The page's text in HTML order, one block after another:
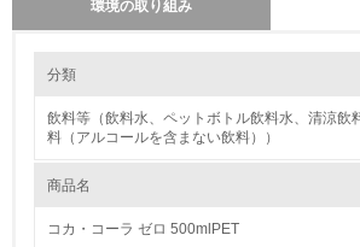
環境の取り組み
※方針を持っている場合は「はい」、方針
コカ･コーラシステムは世界共通で、KORE（
てお客様に製品が届くまでの過程における「品質
ISOや各種法令の要求事項を満たしつつ、さらに
1.環境取り組み体制
分類
飲料等（飲料水、ペットボトル飲料水、清涼飲
料（アルコールを含まない飲料））
商品名
コカ・コーラ ゼロ 500mlPET